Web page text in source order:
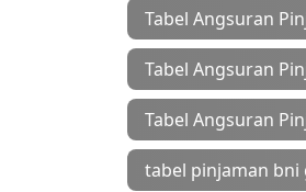
Tabel Angsuran
Tabel Angsuran
Tabel Angsuran
tabel pinjaman